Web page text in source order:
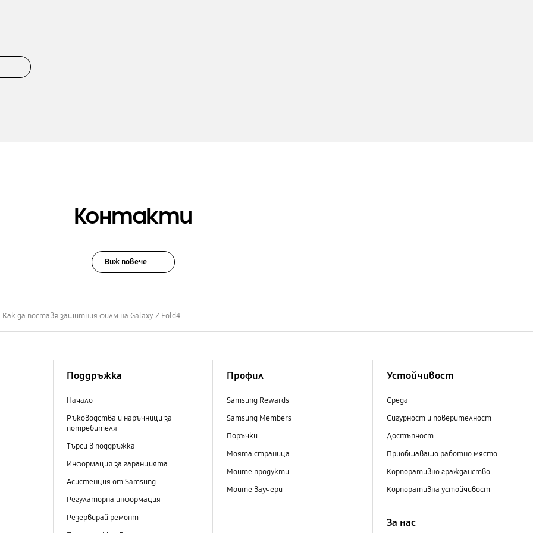
Контакти
Виж повече
Как да поставя защитния филм на Galaxy Z Fold4
Поддръжка
Начало
Ръководства и наръчници за
потребителя
Търси в поддръжка
Информация за гаранцията
Асистенция от Samsung
Регулаторна информация
Резервирай ремонт
Профил
Samsung Rewards
Samsung Members
Поръчки
Моята страница
Моите продукти
Моите ваучери
Устойчивост
Среда
Сигурност и поверителност
Достъпност
Приобщаващо работно място
Корпоративно гражданство
Корпоративна устойчивост
За нас